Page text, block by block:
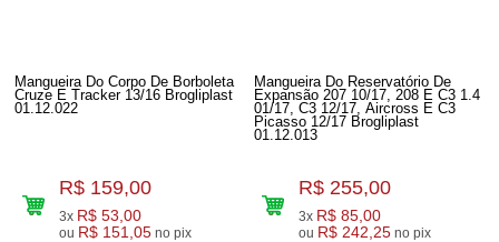
Mangueira Do Corpo De Borboleta
Cruze E Tracker 13/16 Brogliplast
01.12.022
R$ 159,00
3x R$ 53,00
ou R$ 151,05 no pix
Mangueira Do Reservatório De
Expansão 207 10/17, 208 E C3 1.4
01/17, C3 12/17, Aircross E C3
Picasso 12/17 Brogliplast
01.12.013
R$ 255,00
3x R$ 85,00
ou R$ 242,25 no pix